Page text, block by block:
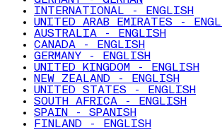
INTERNATIONAL - ENGLISH
UNITED ARAB EMIRATES -
AUSTRALIA - ENGLISH
CANADA - ENGLISH
GERMANY - ENGLISH
UNITED KINGDOM - ENGLISH
NEW ZEALAND - ENGLISH
UNITED STATES - ENGLISH
SOUTH AFRICA - ENGLISH
SPAIN - SPANISH
FINLAND - ENGLISH